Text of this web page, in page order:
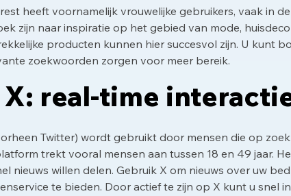
heeft voornamelijk vrouwelijke gebruikers, vaak in
zijn naar inspiratie op het gebied van mode,
producten kunnen hier succesvol zijn. U kunt
zoekwoorden zorgen voor meer bereik.
X: real-time
Twitter) wordt gebruikt door mensen die op
trekt vooral mensen aan tussen 18 en 49 jaar.
nieuws willen delen. Gebruik X om nieuws over uw
te bieden. Door actief te zijn op X kunt u